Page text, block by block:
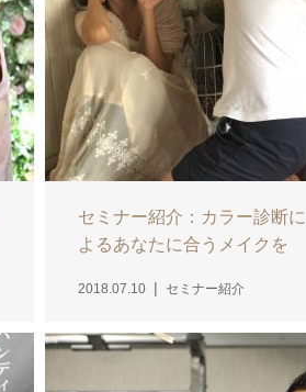
セミナー紹介：カラー診断に
よるあなたに合うメイクを
2018.07.10 セミナー紹介